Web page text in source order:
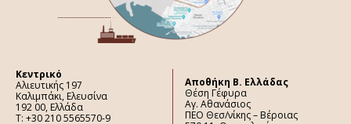
Κεντρικό
Αλιευτικής 197
Καλιμπάκι, Ελευσίνα
192 00, Ελλάδα
Τ: +30 210 5565570-9
Aποθήκη Β. Ελλάδας
Θέση Γέφυρα
Αγ. Αθανάσιος
ΠΕΟ Θεσ/νίκης – Βέροιας